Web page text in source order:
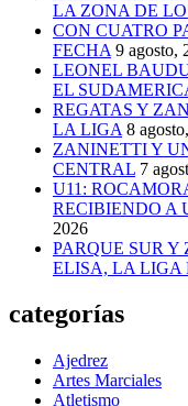
LA ZONA DE
CON CUATRO
FECHA 9 agosto,
LEONEL
EL
REGATAS Y
LA LIGA 8
ZANINETTI Y
CENTRAL 7
U11:
RECIBIENDO A
2026
PARQUE SUR
ELISA, LA LIGA
categorías
Ajedrez
Artes Marciales
Atletismo